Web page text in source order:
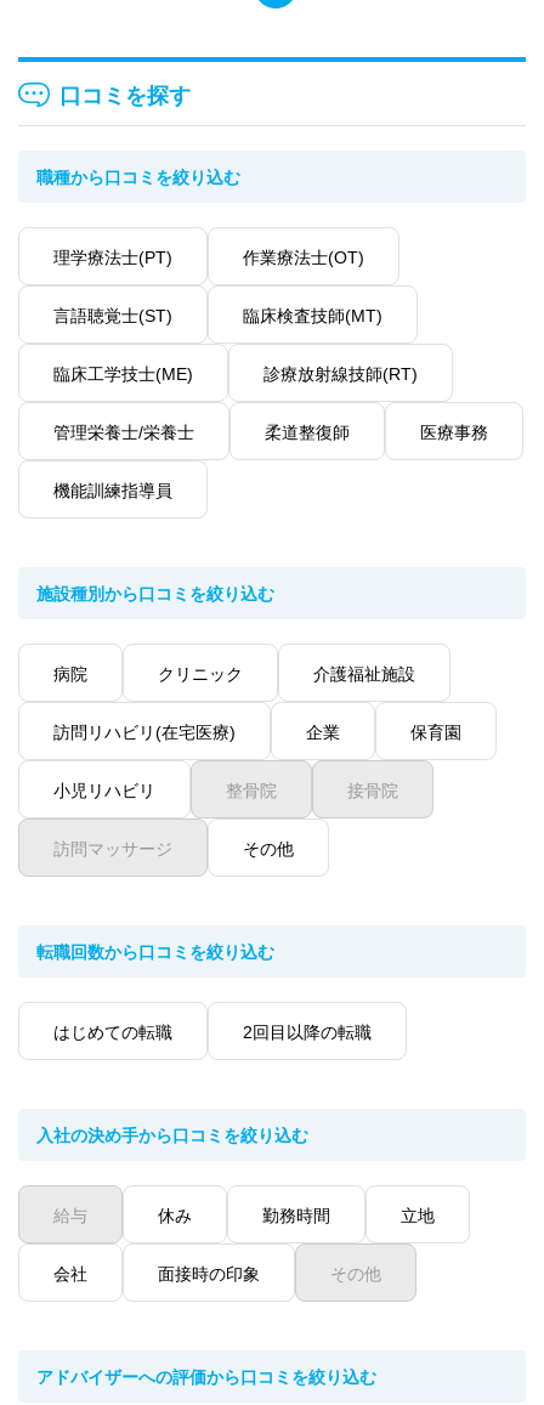
口コミを探す
職種から口コミを絞り込む
理学療法士(PT) 作業療法士(OT)
言語聴覚士(ST) 臨床検査技師(MT)
臨床工学技士(ME) 診療放射線技師(RT)
管理栄養士/栄養士 柔道整復師 医療事務
機能訓練指導員
施設種別から口コミを絞り込む
病院 クリニック 介護福祉施設
訪問リハビリ(在宅医療) 企業 保育園
小児リハビリ 整骨院 接骨院
訪問マッサージ その他
転職回数から口コミを絞り込む
はじめての転職 2回目以降の転職
入社の決め手から口コミを絞り込む
給与 休み 勤務時間 立地
会社 面接時の印象 その他
アドバイザーへの評価から口コミを絞り込む